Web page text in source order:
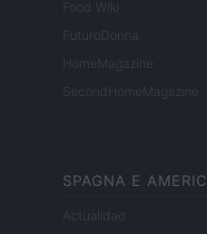
Food Wiki
FuturoDonna
HomeMagazine
SecondHomeMagazine
SPAGNA E
Actualidad